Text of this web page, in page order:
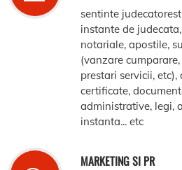
sentinte
instante de
notariale, apostile,
(vanzare
prestari servicii,
certificate,
administrative, legi,
instanta... etc
MARKETING SI PR